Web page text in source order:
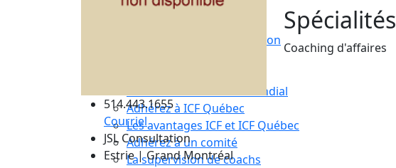
Compétences essentielles
Le processus de certification
Devenez membre ICF Mondial
Adhérez à ICF Québec
Les avantages ICF et ICF Québec
Adhérez à un comité
La supervision de coachs
514.443.1655
Courriel
JSL Consultation
Estrie | Grand Montréal
Spécialités
Coaching d'affaires